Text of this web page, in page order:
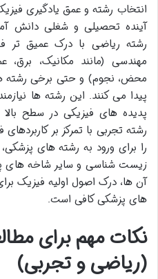
انتخاب رشته و عمق یادگیری
آینده تحصیلی و شغلی دانش
رشته ریاضی با درک عمیق تر
مهندسی (مانند مکانیک، برق،
محض، نجوم) و حتی برخی رشته
پیدا می کنند. این رشته ها
پدیده های فیزیکی در سطح
رشته تجربی با تمرکز بر
را برای ورود به رشته های پزشکی،
زیست شناسی و سایر شاخه های
آن ها، درک اصول اولیه فیزیک
های پزشکی کافی است.
نکات مهم برای
(ریاضی و تجربی)